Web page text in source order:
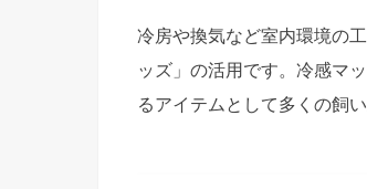
冷房や換気など室内環境の
ッズ」の活用です。冷感マ
るアイテムとして多くの飼